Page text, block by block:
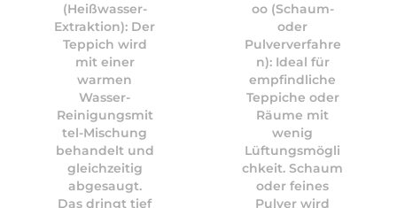
(Heißwasser-
Extraktion): Der
Teppich wird
mit einer
warmen
Wasser-
Reinigungsmit
tel-Mischung
behandelt und
gleichzeitig
abgesaugt.
Das dringt tief
oo (Schaum-
oder
Pulververfahre
n): Ideal für
empfindliche
Teppiche oder
Räume mit
wenig
Lüftungsmögli
chkeit. Schaum
oder feines
Pulver wird